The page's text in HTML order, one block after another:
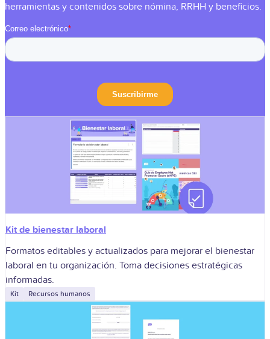
herramientas y contenidos sobre nómina, RRHH y beneficios.
Kit de bienestar laboral
Formatos editables y actualizados para mejorar el bienestar
laboral en tu organización. Toma decisiones estratégicas
informadas.
Kit Recursos humanos